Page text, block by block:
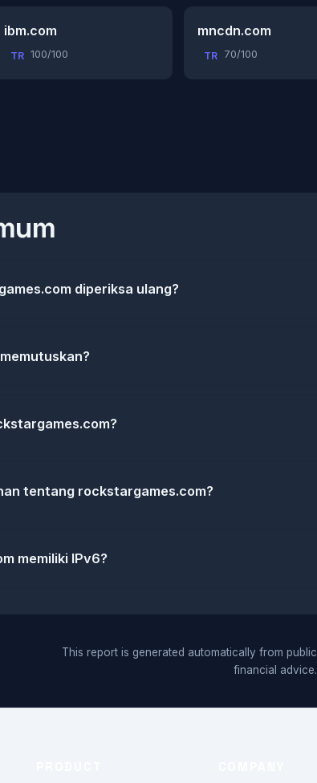
ibm.com
TR 100/100
mncdn.com
TR 70/100
diperiksa ulang?
tentang rockstargames.com?
memiliki IPv6?
This report is generated automatically from
financial advice.